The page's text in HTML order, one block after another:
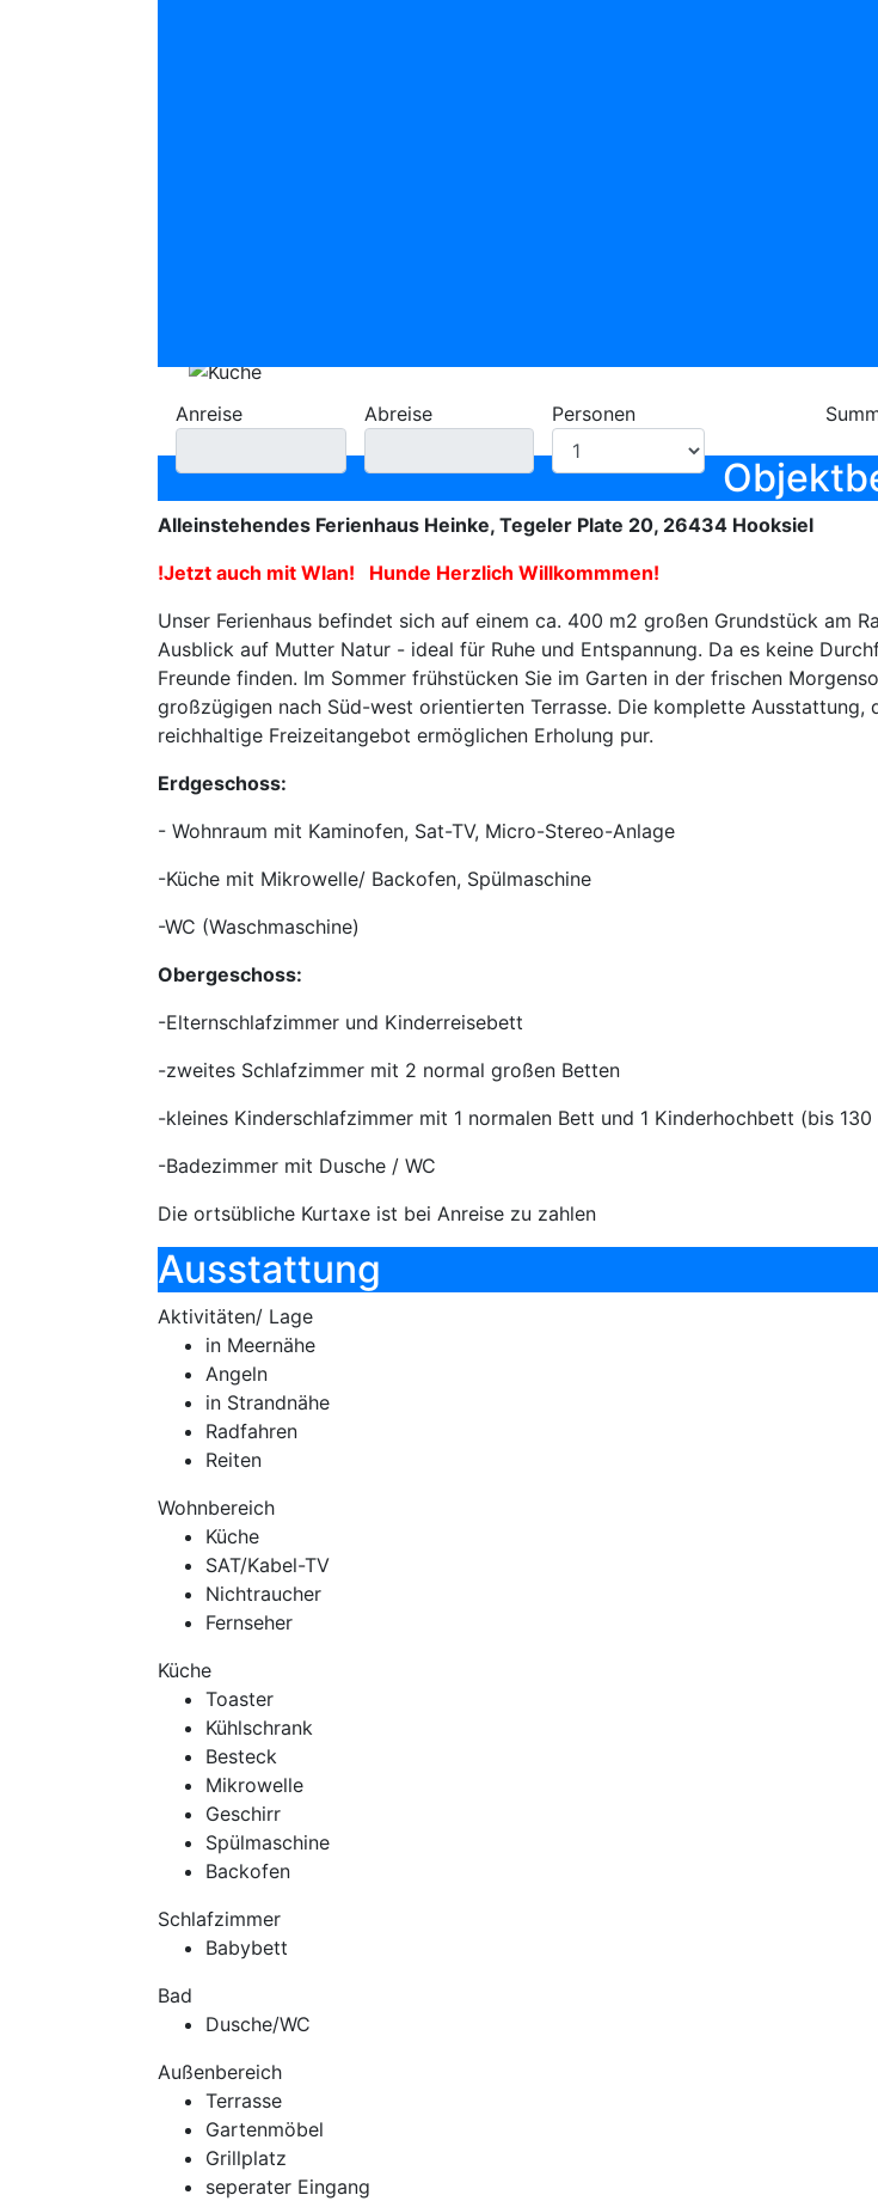
Anreise Abreise Personen
Alleinstehendes Ferienhaus Heinke, Tegeler Plate 20, 26434 Hooksiel
!Jetzt auch mit Wlan! Hunde Herzlich Willkommmen!
Unser Ferienhaus befindet sich auf einem ca. 400 m2 großen Grundstück am
Ausblick auf Mutter Natur - ideal für Ruhe und Entspannung. Da es keine
Freunde finden. Im Sommer frühstücken Sie im Garten in der frischen
großzügigen nach Süd-west orientierten Terrasse. Die komplette Ausstattung,
reichhaltige Freizeitangebot ermöglichen Erholung pur.
Erdgeschoss:
- Wohnraum mit Kaminofen, Sat-TV, Micro-Stereo-Anlage
-Küche mit Mikrowelle/ Backofen, Spülmaschine
-WC (Waschmaschine)
Obergeschoss:
-Elternschlafzimmer und Kinderreisebett
-zweites Schlafzimmer mit 2 normal großen Betten
-kleines Kinderschlafzimmer mit 1 normalen Bett und 1 Kinderhochbett (bis 130
-Badezimmer mit Dusche / WC
Die ortsübliche Kurtaxe ist bei Anreise zu zahlen
Ausstattung
Aktivitäten/ Lage
in Meernähe
Angeln
in Strandnähe
Radfahren
Reiten
Wohnbereich
Küche
SAT/Kabel-TV
Nichtraucher
Fernseher
Küche
Toaster
Kühlschrank
Besteck
Mikrowelle
Geschirr
Spülmaschine
Backofen
Schlafzimmer
Babybett
Bad
Dusche/WC
Außenbereich
Terrasse
Gartenmöbel
Grillplatz
seperater Eingang